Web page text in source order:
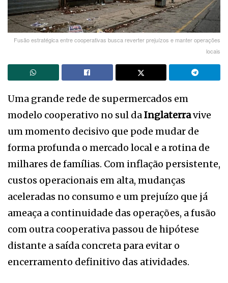
Fusão estratégica entre cooperativas busca reverter prejuízos e manter operações
locais
Uma grande rede de supermercados em
modelo cooperativo no sul daInglaterravive
um momento decisivo que pode mudar de
forma profunda o mercado local e a rotina de
milhares de famílias. Com inflação persistente,
custos operacionais em alta, mudanças
aceleradas no consumo e um prejuízo que já
ameaça a continuidade das operações, a fusão
com outra cooperativa passou de hipótese
distante a saída concreta para evitar o
encerramento definitivo das atividades.